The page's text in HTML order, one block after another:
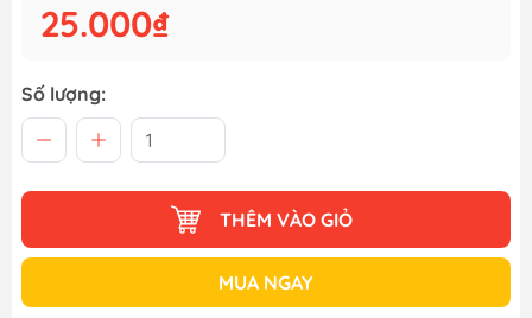
25.000₫
Số lượng:
THÊM VÀO GIỎ
MUA NGAY